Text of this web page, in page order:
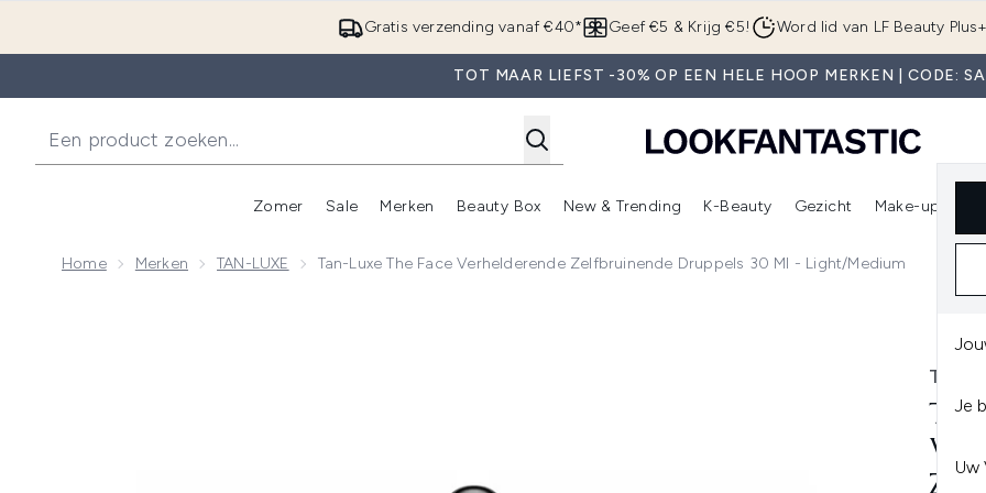
Overslaan naar de hoofdinhoud
Gratis verzending vanaf €40* Geef €5 & Krijg €5! Word lid van LF Beauty Plus+
TOT MAAR LIEFST -30% OP EEN HELE HOOP MERKEN | CODE:
Je
Uw
Zomer
Enter submenu (Zomer)
Sale
Enter submenu (Sale)
Merken
Enter submenu (Merken)
Beauty Box
Enter submenu (Beauty Box)
New & Trending
Enter submenu (New & Trending)
K-Beauty
Enter submenu (K-Beauty)
Gezicht Make-up
Home Merken TAN-LUXE Tan-Luxe The Face Verhelderende Zelfbruinende Druppels 30 Ml - Light/Medium
TAN